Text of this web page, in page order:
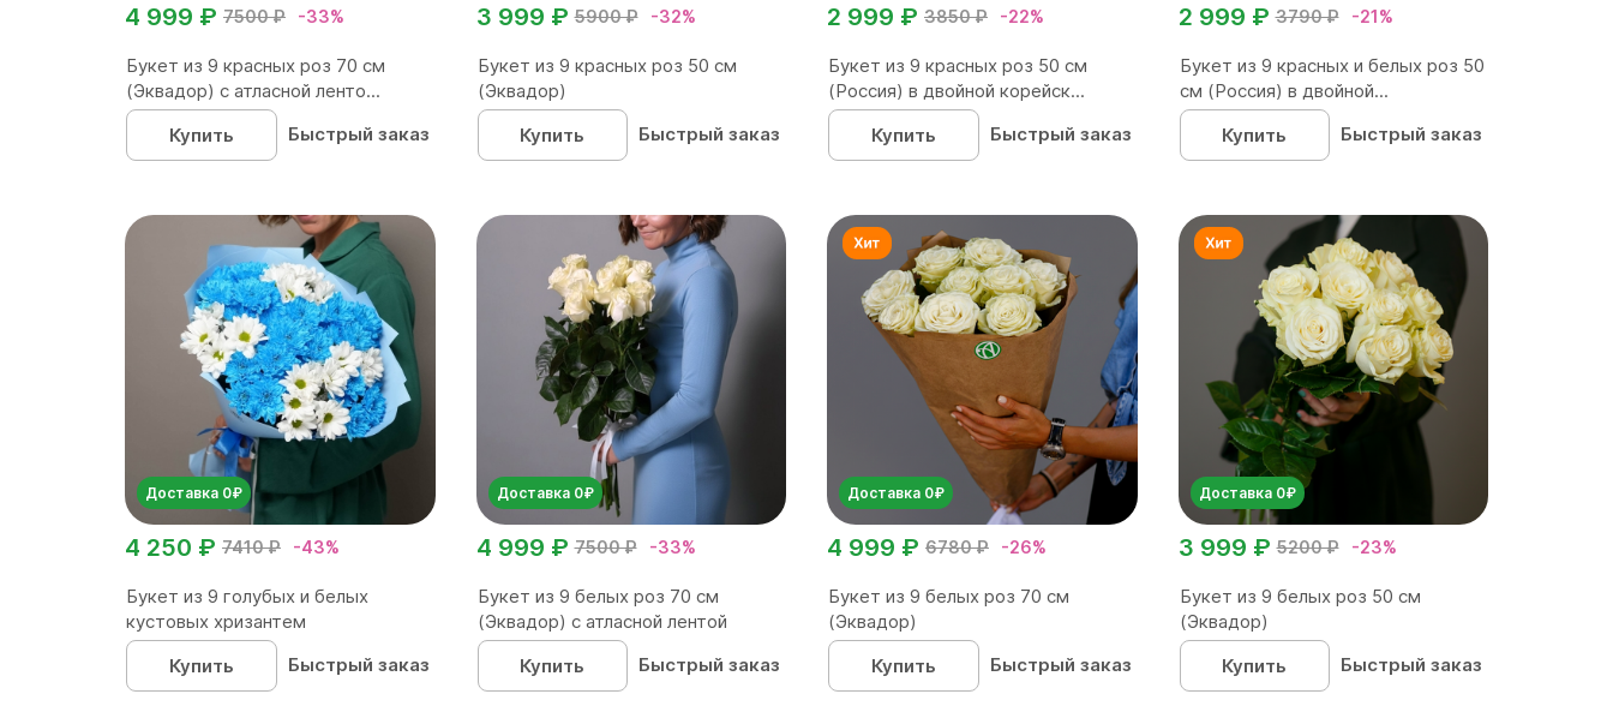
7500 ₽ -33%
4 999 ₽
Букет из 9 красных роз 70 см
(Эквадор) с атласной ленто...
Купить
Быстрый заказ
5900 ₽ -32%
3 999 ₽
Букет из 9 красных роз 50 см
(Эквадор)
Купить
Быстрый заказ
3850 ₽ -22%
2 999 ₽
Букет из 9 красных роз 50 см
(Россия) в двойной корейск...
Купить
Быстрый заказ
3790 ₽ -21%
2 999 ₽
Букет из 9 красных и белых роз 50
см (Россия) в двойной...
Купить
Быстрый заказ
Доставка 0₽
7410 ₽ -43%
4 250 ₽
Букет из 9 голубых и белых
кустовых хризантем
Купить
Быстрый заказ
Доставка 0₽
7500 ₽ -33%
4 999 ₽
Букет из 9 белых роз 70 см
(Эквадор) с атласной лентой
Купить
Быстрый заказ
Доставка 0₽
6780 ₽ -26%
4 999 ₽
Букет из 9 белых роз 70 см
(Эквадор)
Купить
Быстрый заказ
Доставка 0₽
5200 ₽ -23%
3 999 ₽
Букет из 9 белых роз 50 см
(Эквадор)
Купить
Быстрый заказ